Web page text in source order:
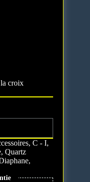
croix
, C - I,
, Quartz
,